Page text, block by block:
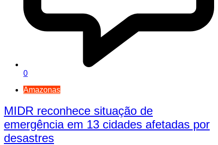
0
Amazonas
MIDR reconhece situação de
emergência em 13 cidades afetadas por
desastres